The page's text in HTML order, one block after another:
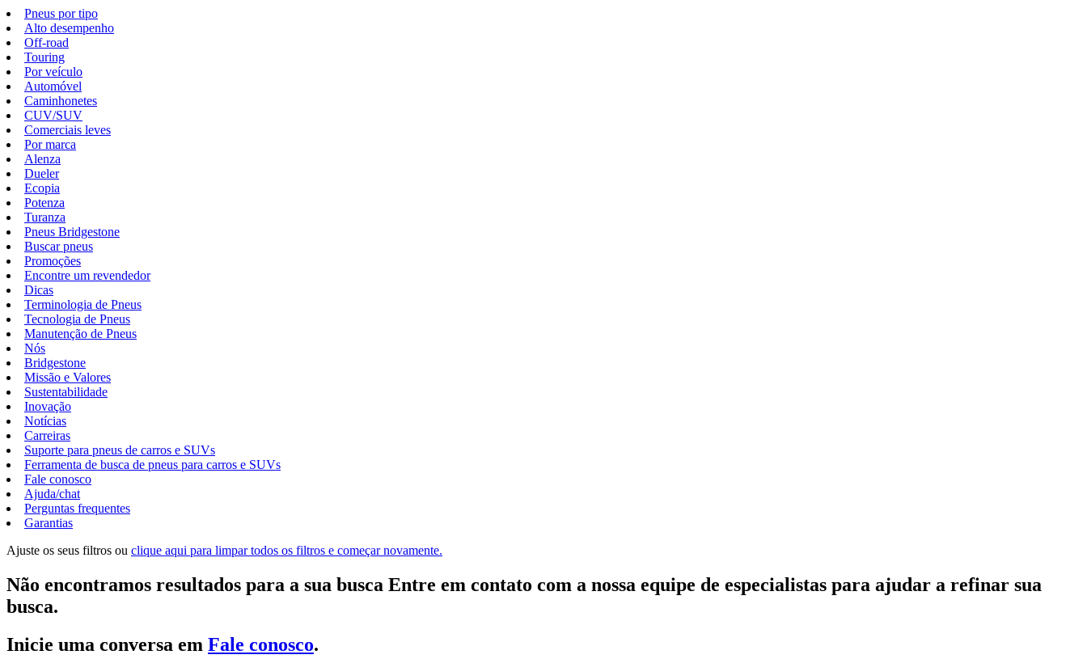
Pneus por tipo
Alto desempenho
Off-road
Touring
Por veículo
Automóvel
Caminhonetes
CUV/SUV
Comerciais leves
Por marca
Alenza
Dueler
Ecopia
Potenza
Turanza
Pneus Bridgestone
Buscar pneus
Promoções
Encontre um revendedor
Dicas
Terminologia de Pneus
Tecnologia de Pneus
Manutenção de Pneus
Nós
Bridgestone
Missão e Valores
Sustentabilidade
Inovação
Notícias
Carreiras
Suporte para pneus de carros e SUVs
Ferramenta de busca de pneus para carros e SUVs
Fale conosco
Ajuda/chat
Perguntas frequentes
Garantias
Ajuste os seus filtros ou clique aqui para limpar todos os filtros e começar novamente.
Não encontramos resultados para a sua busca Entre em contato com a nossa equipe de especialistas para ajudar a refinar sua
busca.
Inicie uma conversa em Fale conosco.